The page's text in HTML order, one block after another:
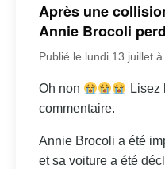
Après une
Annie Brocoli
Publié le lundi 13 juillet
Oh non
Lisez
commentaire.
Annie Brocoli a été
et sa voiture a été